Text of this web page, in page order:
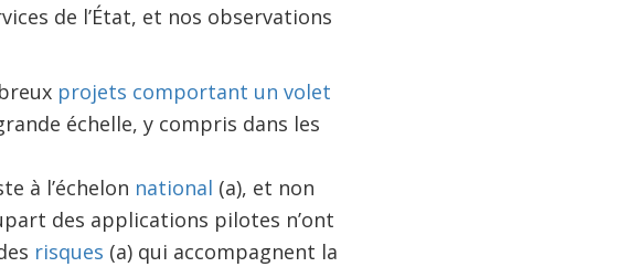
de l’État, et nos observations
projets comportant un volet
échelle, y compris dans les
à l’échelon national (a), et non
des applications pilotes n’ont
risques (a) qui accompagnent la